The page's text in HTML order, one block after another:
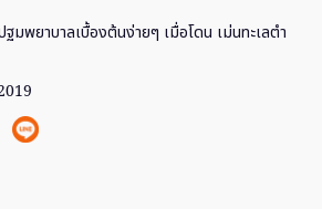
มพยาบาลเบื้องต้นง่ายๆ เมื่อโดน เม่นทะเลตำ